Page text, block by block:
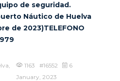
de seguridad.
Náutico de Huelva
de 2023)TELEFONO
1163 #16552
6
January, 2023